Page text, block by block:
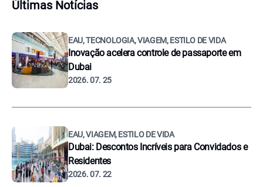
Últimas Notícias
EAU, TECNOLOGIA, VIAGEM, ESTILO DE VIDA
Inovação acelera controle de passaporte em
Dubai
2026. 07. 25
EAU, VIAGEM, ESTILO DE VIDA
Dubai: Descontos Incríveis para Convidados e
Residentes
2026. 07. 22